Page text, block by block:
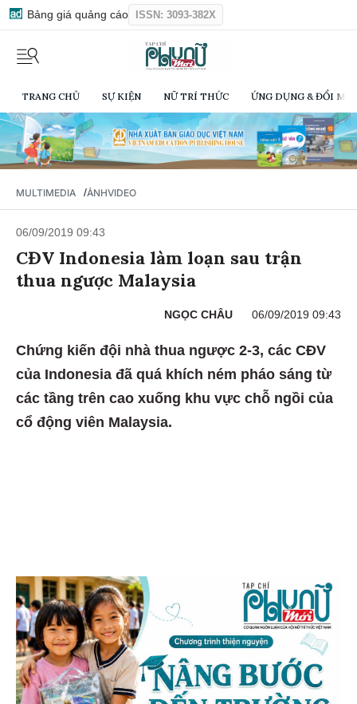
Bảng giá quảng cáo ISSN: 3093-382X
TRANG CHỦ SỰ KIỆN NỮ TRÍ THỨC ỨNG DỤNG & ĐỔI
MULTIMEDIA /ẢNHVIDEO
06/09/2019 09:43
CĐV Indonesia làm loạn sau trận
thua ngược Malaysia
NGỌC CHÂU 06/09/2019 09:43
Chứng kiến đội nhà thua ngược 2-3, các CĐV
của Indonesia đã quá khích ném pháo sáng từ
các tầng trên cao xuống khu vực chỗ ngồi của
cổ động viên Malaysia.